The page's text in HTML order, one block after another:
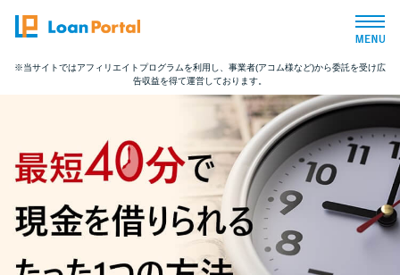
トップページ
おすすめコンテンツ
総合人気ランキング
とにかくすぐ借りたい方向け
※当サイトではアフィリエイトプログラムを利用し、事業者(アコム様など)から委託を受け広
告収益を得て運営しております。